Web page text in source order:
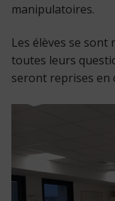
manipulatoires.
Les élèves se
toutes leurs
seront reprises en